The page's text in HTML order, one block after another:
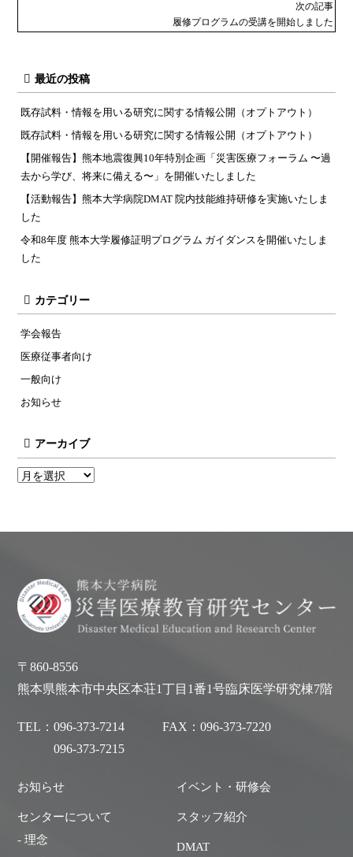
次の記事
履修プログラムの受講を開始しました
最近の投稿
既存試料・情報を用いる研究に関する情報公開（オプトアウト）
既存試料・情報を用いる研究に関する情報公開（オプトアウト）
【開催報告】熊本地震復興10年特別企画「災害医療フォーラム 〜過
去から学び、将来に備える〜」を開催いたしました
【活動報告】熊本大学病院DMAT 院内技能維持研修を実施いたしま
した
令和8年度 熊本大学履修証明プログラム ガイダンスを開催いたしま
した
カテゴリー
学会報告
医療従事者向け
一般向け
お知らせ
アーカイブ
〒860-8556
熊本県熊本市中央区本荘1丁目1番1号臨床医学研究棟7階
TEL：096-373-7214
096-373-7215
FAX：096-373-7220
お知らせ
センターについて
- 理念
イベント・研修会
スタッフ紹介
DMAT